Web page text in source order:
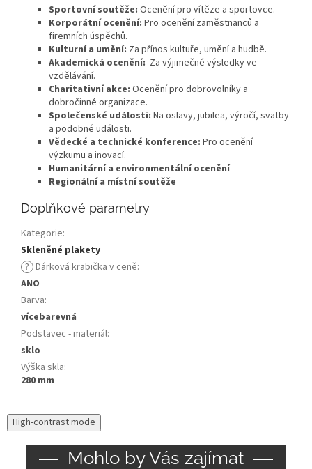
Sportovní soutěže: Ocenění pro vítěze a sportovce.
Korporátní ocenění: Pro ocenění zaměstnanců a
firemních úspěchů.
Kulturní a umění: Za přínos kultuře, umění a hudbě.
Akademická ocenění: Za výjimečné výsledky ve
vzdělávání.
Charitativní akce: Ocenění pro dobrovolníky a
dobročinné organizace.
Společenské události: Na oslavy, jubilea, výročí, svatby
a podobné události.
Vědecké a technické konference: Pro ocenění
výzkumu a inovací.
Humanitární a environmentální ocenění
Regionální a místní soutěže
Doplňkové parametry
Kategorie:
Skleněné plakety
? Dárková krabička v ceně:
ANO
Barva:
vícebarevná
Podstavec - materiál:
sklo
Výška skla:
280 mm
High-contrast mode
Mohlo by Vás zajímat